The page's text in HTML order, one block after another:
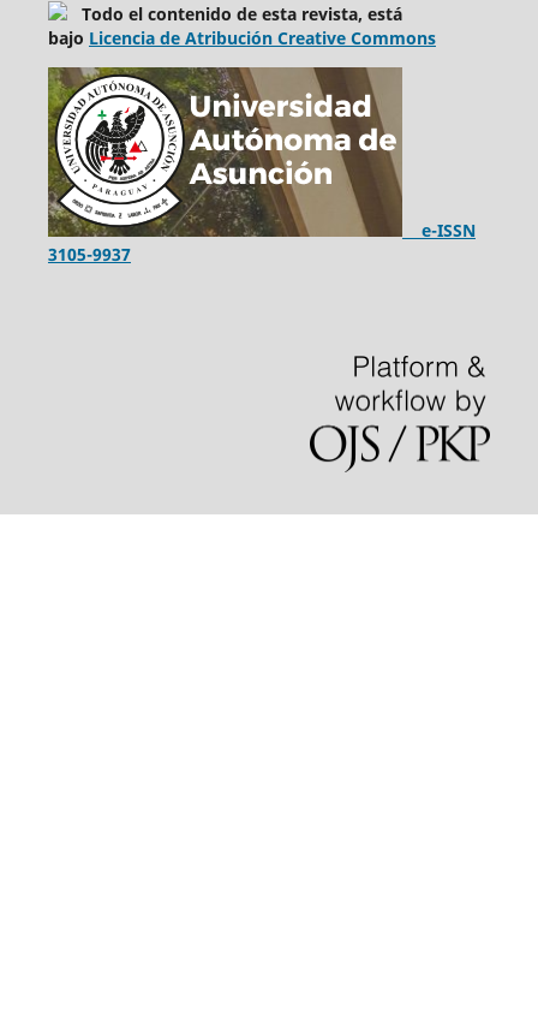
Todo el contenido de esta revista, está
bajo Licencia de Atribución Creative Commons
e-ISSN
3105-9937